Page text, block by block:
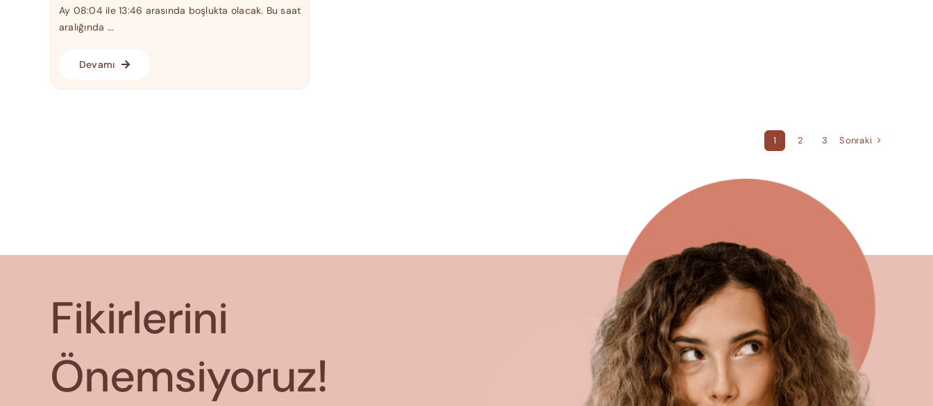
Ay 08:04 ile 13:46 arasında boşlukta olacak. Bu saat
aralığında ...
Devamı
1 2 3 Sonraki
Fikirlerini
Önemsiyoruz!